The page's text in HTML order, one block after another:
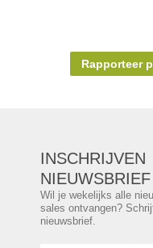
Rapporteer
INSCHRIJVEN
NIEUWSBRIEF
Wil je wekelijks alle
sales ontvangen?
nieuwsbrief.